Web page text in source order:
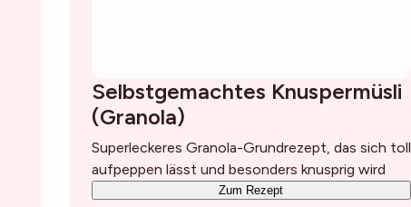
Selbstgemachtes Knuspermüsli
(Granola)
Superleckeres Granola-Grundrezept, das sich toll
aufpeppen lässt und besonders knusprig wird
Zum Rezept